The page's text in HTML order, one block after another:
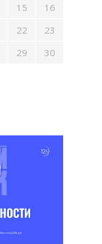
15
16
22
23
29
30